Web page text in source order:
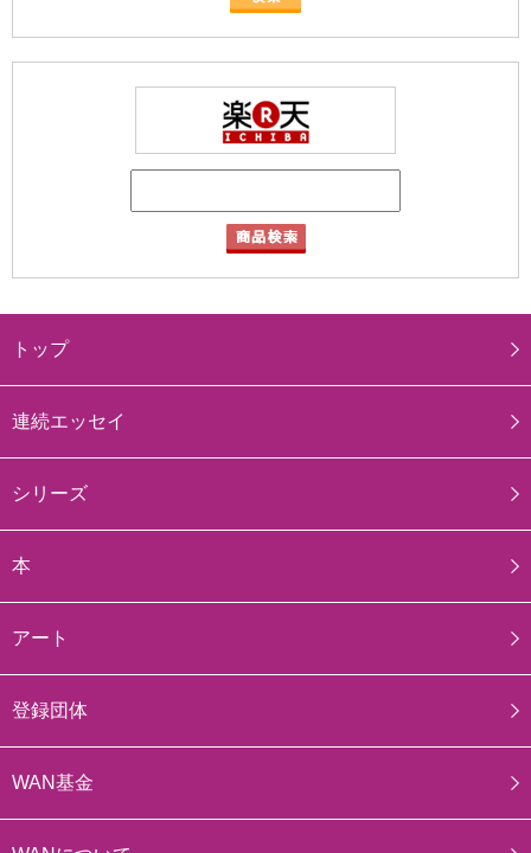
トップ
連続エッセイ
シリーズ
本
アート
登録団体
WAN基金